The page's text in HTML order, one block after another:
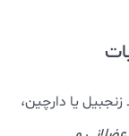
مواد معدنی مانند
تاثیرگذارند. در کنار